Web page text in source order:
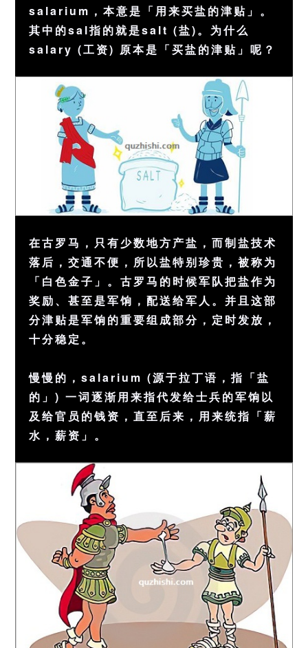
salarium，本意是「用来买盐的津贴」。
其中的sal指的就是salt (盐)。为什么
salary (工资) 原本是「买盐的津贴」呢？
在古罗马，只有少数地方产盐，而制盐技术
落后，交通不便，所以盐特别珍贵，被称为
「白色金子」。古罗马的时候军队把盐作为
奖励、甚至是军饷，配送给军人。并且这部
分津贴是军饷的重要组成部分，定时发放，
十分稳定。
慢慢的，salarium (源于拉丁语，指「盐
的」) 一词逐渐用来指代发给士兵的军饷以
及给官员的钱资，直至后来，用来统指「薪
水，薪资」。